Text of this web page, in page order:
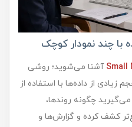
Small آشنا می‌شوید؛ روشی
از داده‌ها با استفاده از
چگونه روندها،
کشف کرده و گزارش‌ها و